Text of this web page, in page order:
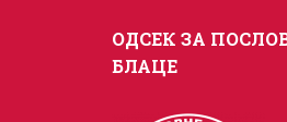
ОДСЕК ЗА
БЛАЦЕ